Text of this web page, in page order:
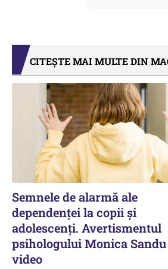
CITEȘTE MAI MULTE DIN
Semnele de alarmă ale
dependenței la copii și
adolescenți. Avertismentul
psihologului Monica
video